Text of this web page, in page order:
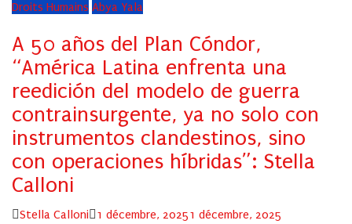
Droits Humains Abya Yala
A 50 años del Plan Cóndor,
“América Latina enfrenta una
reedición del modelo de guerra
contrainsurgente, ya no solo con
instrumentos clandestinos, sino
con operaciones híbridas”: Stella
Calloni
Author
Stella Calloni
Posted
1 décembre, 20251 décembre, 2025